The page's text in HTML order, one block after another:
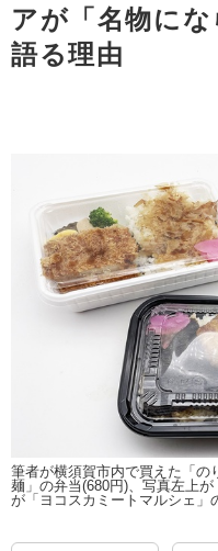
アが「名物に
語る理由
筆者が横須賀市内で買えた「の
麺」の弁当(680円)、写真左上
が「ヨコスカミートマルシェ」